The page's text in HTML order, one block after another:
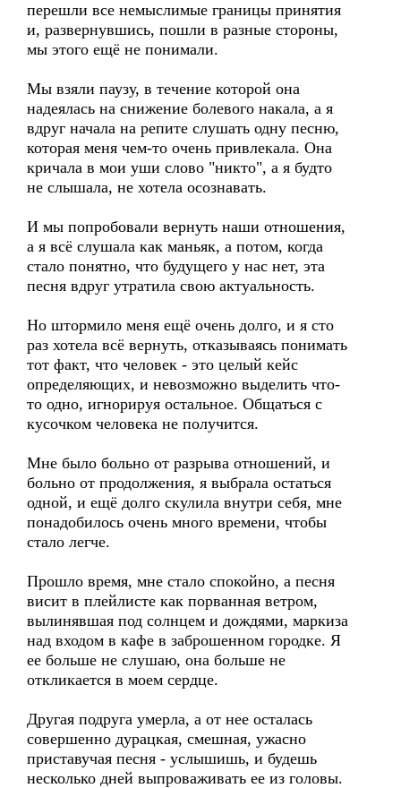
перешли все немыслимые границы принятия
и, развернувшись, пошли в разные стороны,
мы этого ещё не понимали.
Мы взяли паузу, в течение которой она
надеялась на снижение болевого накала, а я
вдруг начала на репите слушать одну песню,
которая меня чем-то очень привлекала. Она
кричала в мои уши слово "никто", а я будто
не слышала, не хотела осознавать.
И мы попробовали вернуть наши отношения,
а я всё слушала как маньяк, а потом, когда
стало понятно, что будущего у нас нет, эта
песня вдруг утратила свою актуальность.
Но штормило меня ещё очень долго, и я сто
раз хотела всё вернуть, отказываясь понимать
тот факт, что человек - это целый кейс
определяющих, и невозможно выделить что-
то одно, игнорируя остальное. Общаться с
кусочком человека не получится.
Мне было больно от разрыва отношений, и
больно от продолжения, я выбрала остаться
одной, и ещё долго скулила внутри себя, мне
понадобилось очень много времени, чтобы
стало легче.
Прошло время, мне стало спокойно, а песня
висит в плейлисте как порванная ветром,
вылинявшая под солнцем и дождями, маркиза
над входом в кафе в заброшенном городке. Я
ее больше не слушаю, она больше не
откликается в моем сердце.
Другая подруга умерла, а от нее осталась
совершенно дурацкая, смешная, ужасно
приставучая песня - услышишь, и будешь
несколько дней выпроваживать ее из головы.